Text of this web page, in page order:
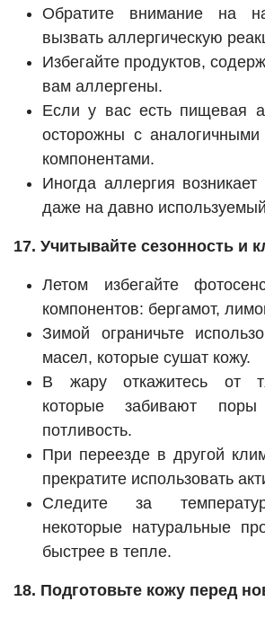
Обратите внимание на
вызвать аллергическую
Избегайте продуктов,
вам аллергены.
Если у вас есть пищевая
осторожны с аналогичными
компонентами.
Иногда аллергия
даже на давно
17. Учитывайте сезонность и
Летом избегайте
компонентов: бергамот,
Зимой ограничьте
масел, которые сушат кожу.
В жару откажитесь от
которые забивают
потливость.
При переезде в другой
прекратите использовать
Следите за
некоторые натуральные
быстрее в тепле.
18. Подготовьте кожу перед